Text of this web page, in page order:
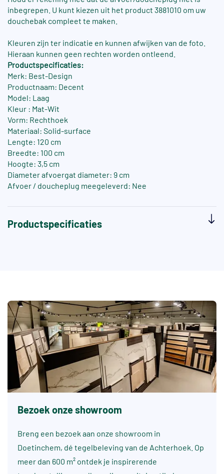
inbegrepen. U kunt kiezen uit het product 3881010 om uw
douchebak compleet te maken.
Kleuren zijn ter indicatie en kunnen afwijken van de foto.
Hieraan kunnen geen rechten worden ontleend.
Productspecificaties:
Merk: Best-Design
Productnaam: Decent
Model: Laag
Kleur : Mat-Wit
Vorm: Rechthoek
Materiaal: Solid-surface
Lengte: 120 cm
Breedte: 100 cm
Hoogte: 3,5 cm
Diameter afvoergat diameter: 9 cm
Afvoer / doucheplug meegeleverd: Nee
Productspecificaties
Bezoek onze showroom
Breng een bezoek aan onze showroom in
Doetinchem, dé tegelbeleving van de Achterhoek. Op
meer dan 600 m² ontdek je inspirerende